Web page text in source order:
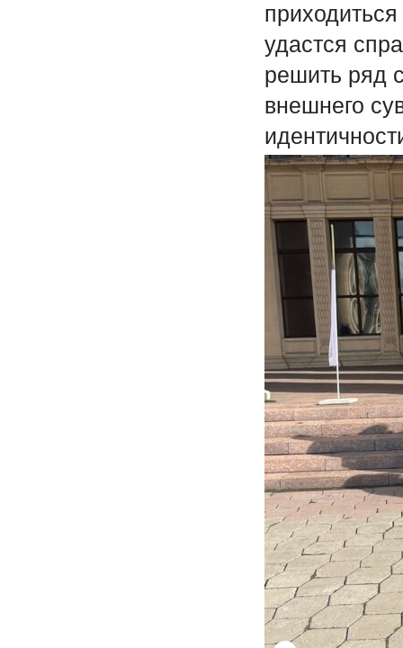
удастся
решить ряд
внешнего